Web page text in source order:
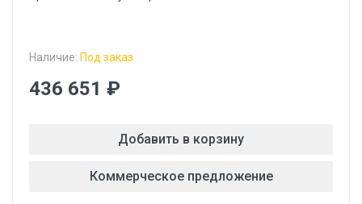
Наличие: Под заказ
436 651 ₽
Добавить в корзину
Коммерческое предложение